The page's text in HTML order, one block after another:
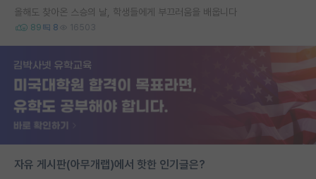
올해도 찾아온 스승의 날, 학생들에게 부끄러움을 배웁니다
89 8 16503
자유 게시판(아무개랩)에서 핫한 인기글은?